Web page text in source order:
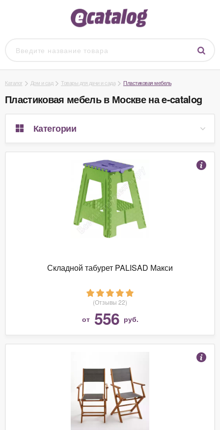
Каталог Дом и сад Товары для дачи и сада Пластиковая мебель
Пластиковая мебель в Москве на e-catalog
Категории
Складной табурет PALISAD Макси
(Отзывы 22)
от 556 руб.